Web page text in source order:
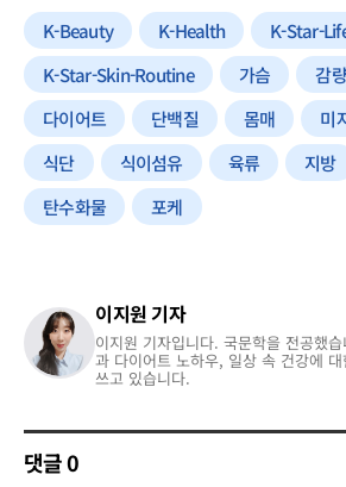
K-Beauty K-Health
K-Star-
K-Star-Skin-Routine
가슴 감량
다이어트
단백질 몸매 미
식단
식이섬유 육류 지방
탄수화물
포케
이지원 기자
이지원 기자입니다. 국문학을 전공했
과 다이어트 노하우, 일상 속 건강에
쓰고 있습니다.
댓글0